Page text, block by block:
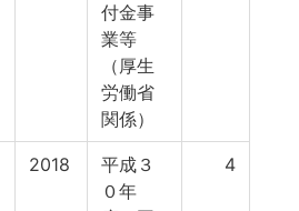
付金事
業等
（厚生
労働省
関係）
2018
平成３
０年
4